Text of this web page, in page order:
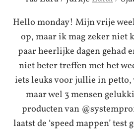
Hello monday! Mijn vrije
op, maar ik mag zeker niet
paar heerlijke dagen gehad
niet beter treffen met het
iets leuks voor jullie in petto,
maar wel 3 mensen
producten van
laatst de ‘speed mappen’